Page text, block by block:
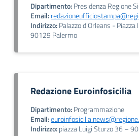
Dipartimento:Presidenza Regione
Email:
Indirizzo:Palazzo d'Orleans - Piazza
90129 Palermo
Redazione Euroinfosicilia
Dipartimento:Programmazione
Email:
Indirizzo:piazza Luigi Sturzo 36 –